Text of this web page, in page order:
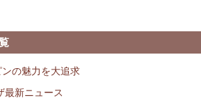
ンの魅力を大追求
最新ニュース